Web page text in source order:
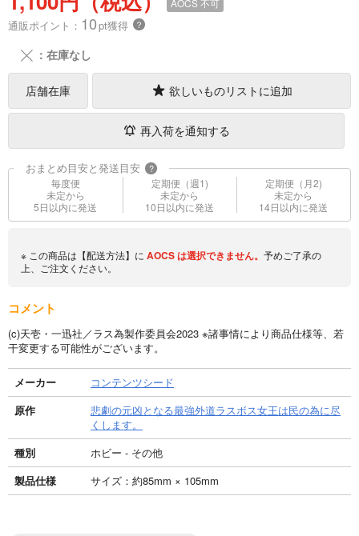
通販ポイント： 10pt獲得 ？
╳ ：在庫なし
店舗在庫 欲しいものリストに追加
再入荷を通知する
おまとめ目安と発送目安 ?
毎度便
未定から
5日以内に発送
定期便（週1)
未定から
10日以内に発送
定期便（月2)
未定から
14日以内に発送
※ この商品は【配送方法】に AOCSは選択できません。 予めご了承の
上、ご注文ください。
コメント
(c)天壱・一迅社／ラス為製作委員会2023 ※諸事情により商品仕様等、若
干変更する可能性がございます。
メーカー
コンテンツシード
原作
悲劇の元凶となる最強外道ラスボス女王は民の為に尽
くします。
種別
ホビー - その他
製品仕様
サイズ：約85mm × 105mm